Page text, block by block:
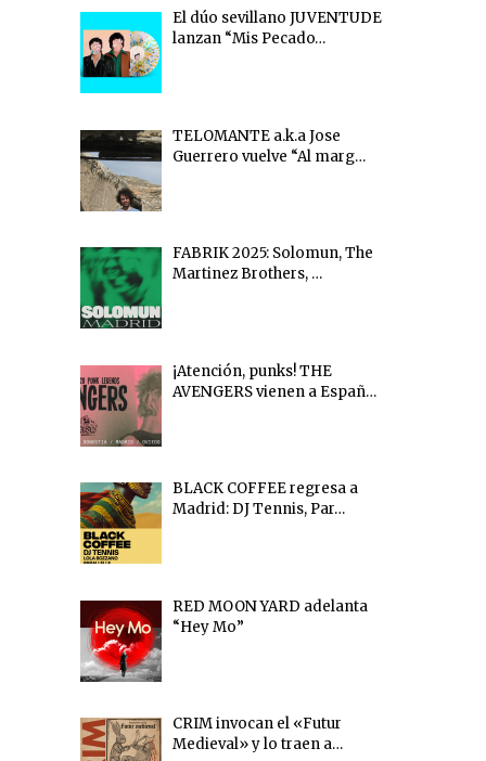
El dúo sevillano JUVENTUDE
lanzan “Mis Pecado…
TELOMANTE a.k.a Jose
Guerrero vuelve “Al marg…
FABRIK 2025: Solomun, The
Martinez Brothers, …
¡Atención, punks! THE
AVENGERS vienen a Españ…
BLACK COFFEE regresa a
Madrid: DJ Tennis, Par…
RED MOON YARD adelanta
“Hey Mo”
CRIM invocan el «Futur
Medieval» y lo traen a…